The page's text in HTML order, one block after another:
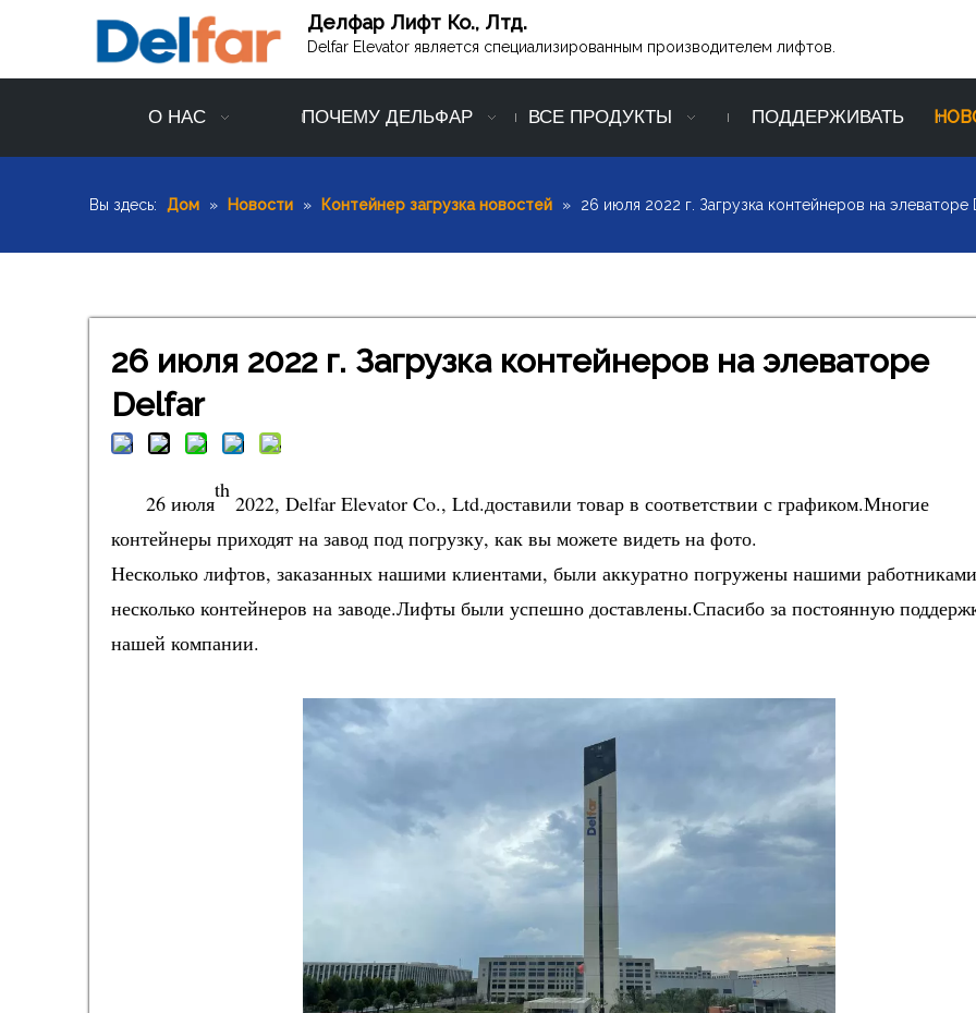
Делфар Лифт Ко., Лтд.
Delfar Elevator является специализированным производителем лифтов.
О НАС ПОЧЕМУ ДЕЛЬФАР ВСЕ ПРОДУКТЫ ПОДДЕРЖИВАТЬ
Вы здесь: Дом » Новости » Контейнер загрузка новостей » 26 июля 2022 г. Загрузка контейнеров на элеваторе
26 июля 2022 г. Загрузка контейнеров на элеваторе
Delfar
26 июля
th
2022, Delfar Elevator Co., Ltd.доставили товар в соответствии с графиком.Многие
контейнеры приходят на завод под погрузку, как вы можете видеть на фото.
Несколько лифтов, заказанных нашими клиентами, были аккуратно погружены нашими
несколько контейнеров на заводе.Лифты были успешно доставлены.Спасибо за постоянную
нашей компании.